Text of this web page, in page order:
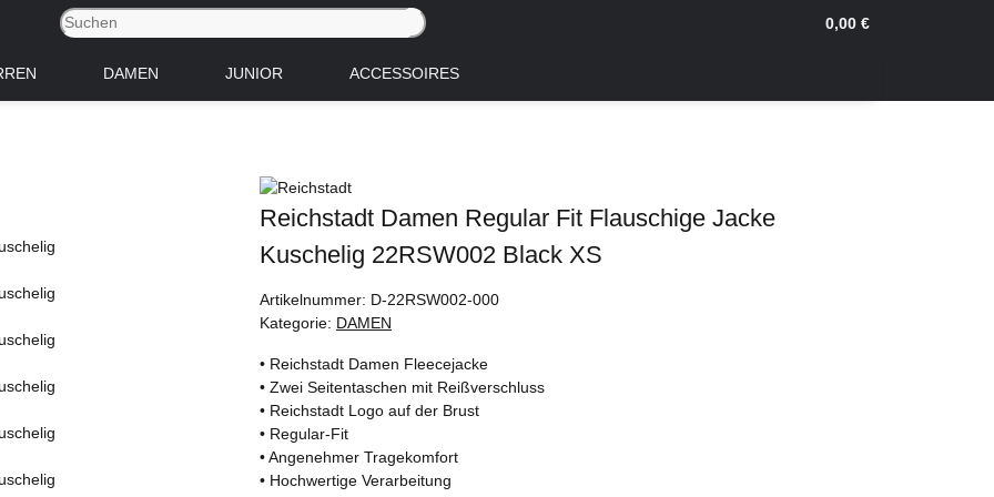
0,00 €
DAMEN JUNIOR ACCESSOIRES
Reichstadt Damen Regular Fit Flauschige Jacke
Kuschelig 22RSW002 Black XS
Artikelnummer: D-22RSW002-000
Kategorie: DAMEN
• Reichstadt Damen Fleecejacke
• Zwei Seitentaschen mit Reißverschluss
• Reichstadt Logo auf der Brust
• Regular-Fit
• Angenehmer Tragekomfort
• Hochwertige Verarbeitung